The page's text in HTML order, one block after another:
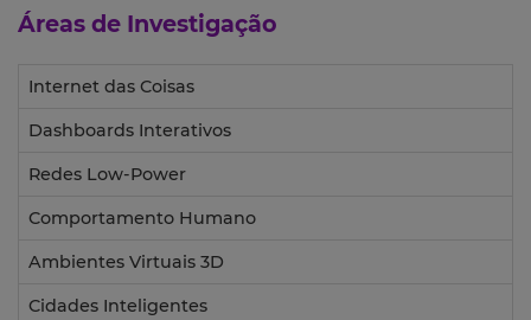
Áreas de Investigação
Internet das Coisas
Dashboards Interativos
Redes Low-Power
Comportamento Humano
Ambientes Virtuais 3D
Cidades Inteligentes